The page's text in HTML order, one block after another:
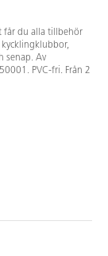
får du alla tillbehör
senap. Av
PVC-fri. Från 2